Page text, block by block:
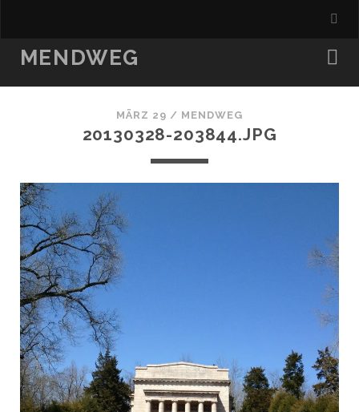
MENDWEG
MÄRZ 29 / MENDWEG
20130328-203844.JPG